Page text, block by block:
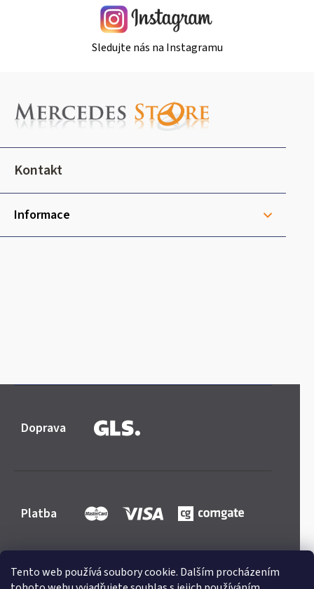
Tento web používá soubory cookie. Dalším procházením
Sledujte nás na Instagramu
a
í
Kontakt
Informace
Doprava
Platba